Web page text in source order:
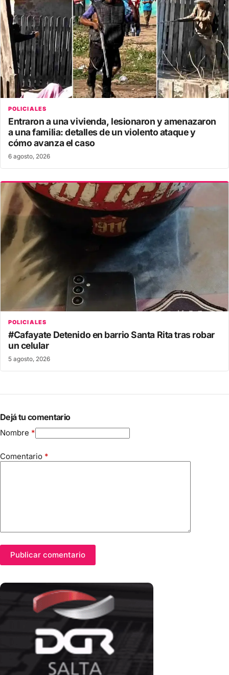
POLICIALES
Entraron a una vivienda, lesionaron y amenazaron
a una familia: detalles de un violento ataque y
cómo avanza el caso
6 agosto, 2026
POLICIALES
#Cafayate Detenido en barrio Santa Rita tras robar
un celular
5 agosto, 2026
Dejá tu comentario
Nombre *
Comentario *
Publicar comentario